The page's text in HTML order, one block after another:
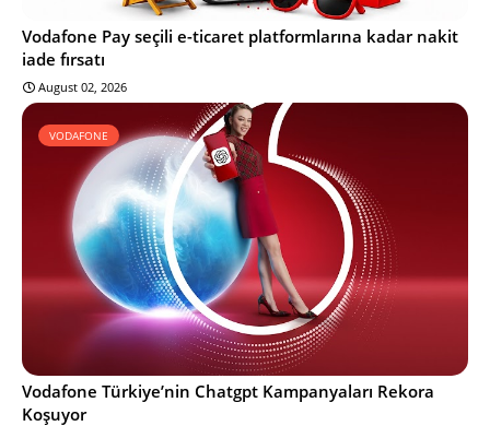
Vodafone Pay seçili e-ticaret platformlarına kadar nakit
iade fırsatı
August 02, 2026
VODAFONE
Vodafone Türkiye’nin Chatgpt Kampanyaları Rekora
Koşuyor